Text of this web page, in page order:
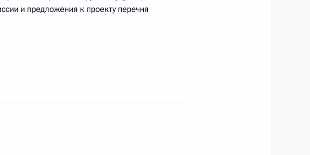
YouTube
данных пользователей
Написать в редакцию
и предложения к проекту перечня